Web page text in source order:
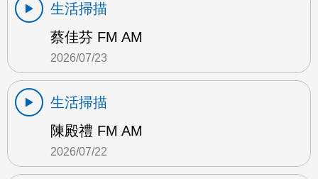
生活掃描
蔡佳芬 FM AM
2026/07/23
生活掃描
陳殿禮 FM AM
2026/07/22